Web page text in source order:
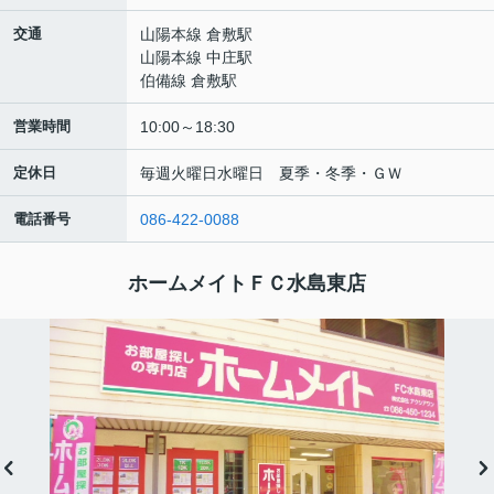
交通
山陽本線 倉敷駅
山陽本線 中庄駅
伯備線 倉敷駅
営業時間 10:00～18:30
定休日 毎週火曜日水曜日 夏季・冬季・ＧＷ
電話番号 086-422-0088
ホームメイトＦＣ水島東店